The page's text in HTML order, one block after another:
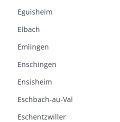
Eguisheim
Elbach
Emlingen
Enschingen
Ensisheim
Eschbach-au-Val
Eschentzwiller